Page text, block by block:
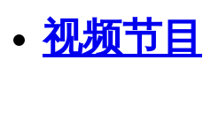
视频节目